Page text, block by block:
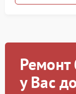
Ремонт
у Вас